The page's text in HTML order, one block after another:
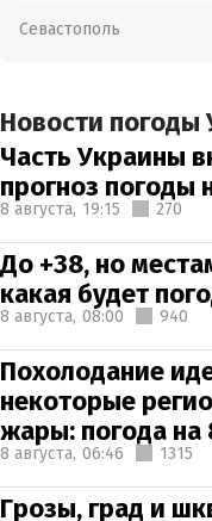
Севастополь
Новости
Часть Украины
прогноз погоды
8 августа, 19:15 270
До +38, но
какая будет
8 августа, 08:00 940
Похолодание
некоторые
жары: погода на
8 августа, 06:46 1315
Грозы, град и